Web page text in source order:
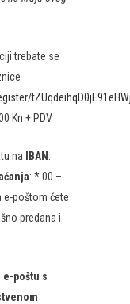
trebate se
Kn + PDV.
na IBAN :
: * 00 –
e-poštom ćete
predana i
e-poštu s